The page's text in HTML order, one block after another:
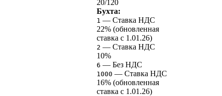
20/120
Бухта:
1 — Ставка НДС
22% (обновленная
ставка с 1.01.26)
2 — Ставка НДС
10%
6 — Без НДС
1000 — Ставка НДС
16% (обновленная
ставка с 1.01.26)